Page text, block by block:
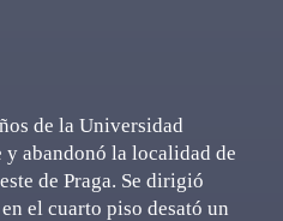
de la Universidad
y abandonó la localidad de
de Praga. Se dirigió
el cuarto piso desató un